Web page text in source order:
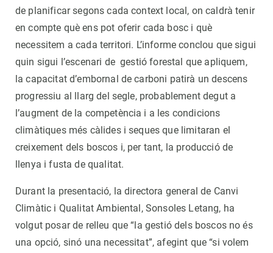
de planificar segons cada context local, on caldrà tenir
en compte què ens pot oferir cada bosc i què
necessitem a cada territori. L’informe conclou que sigui
quin sigui l’escenari de gestió forestal que apliquem,
la capacitat d’embornal de carboni patirà un descens
progressiu al llarg del segle, probablement degut a
l’augment de la competència i a les condicions
climàtiques més càlides i seques que limitaran el
creixement dels boscos i, per tant, la producció de
llenya i fusta de qualitat.
Durant la presentació, la directora general de Canvi
Climàtic i Qualitat Ambiental, Sonsoles Letang, ha
volgut posar de relleu que “la gestió dels boscos no és
una opció, sinó una necessitat”, afegint que “si volem